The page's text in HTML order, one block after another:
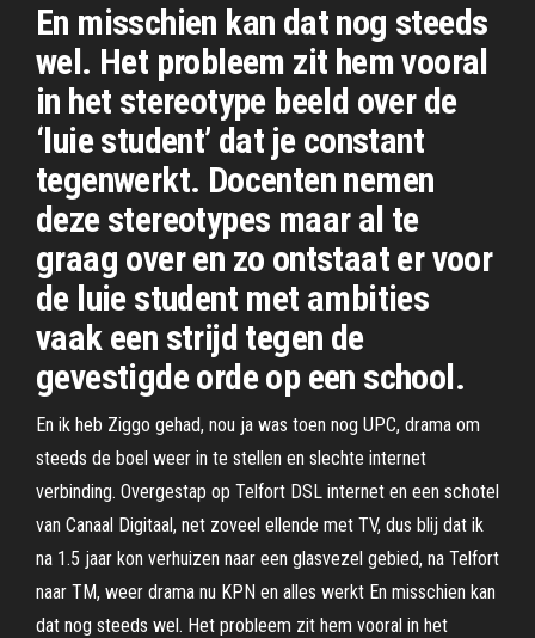
En misschien kan dat nog steeds
wel. Het probleem zit hem vooral
in het stereotype beeld over de
‘luie student’ dat je constant
tegenwerkt. Docenten nemen
deze stereotypes maar al te
graag over en zo ontstaat er voor
de luie student met ambities
vaak een strijd tegen de
gevestigde orde op een school.
En ik heb Ziggo gehad, nou ja was toen nog UPC, drama om
steeds de boel weer in te stellen en slechte internet
verbinding. Overgestap op Telfort DSL internet en een schotel
van Canaal Digitaal, net zoveel ellende met TV, dus blij dat ik
na 1.5 jaar kon verhuizen naar een glasvezel gebied, na Telfort
naar TM, weer drama nu KPN en alles werkt En misschien kan
dat nog steeds wel. Het probleem zit hem vooral in het